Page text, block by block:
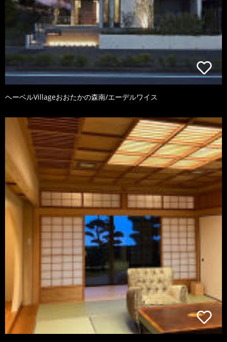
ヘーベルVillageおおたかの森南/エーデルワイス